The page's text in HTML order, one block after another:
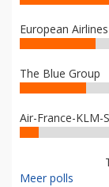
European
The Blue Group
Air-France-KLM-
Meer polls